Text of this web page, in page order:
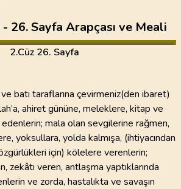
26. Sayfa Arapçası ve Meali
2.Cüz 26. Sayfa
batı taraflarına çevirmeniz(den ibaret)
ahiret gününe, meleklere, kitap ve
mala olan sevgilerine rağmen,
yoksullara, yolda kalmışa, (ihtiyacından
için) kölelere verenlerin;
zekâtı veren, antlaşma yaptıklarında
ve zorda, hastalıkta ve savaşın